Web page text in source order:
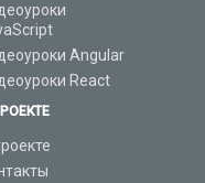
Angular
React